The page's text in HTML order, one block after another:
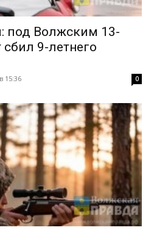
под Волжским 13-
9-летнего
15:36 0